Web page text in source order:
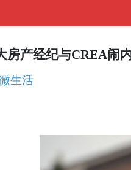
房产经纪与CREA闹
生活